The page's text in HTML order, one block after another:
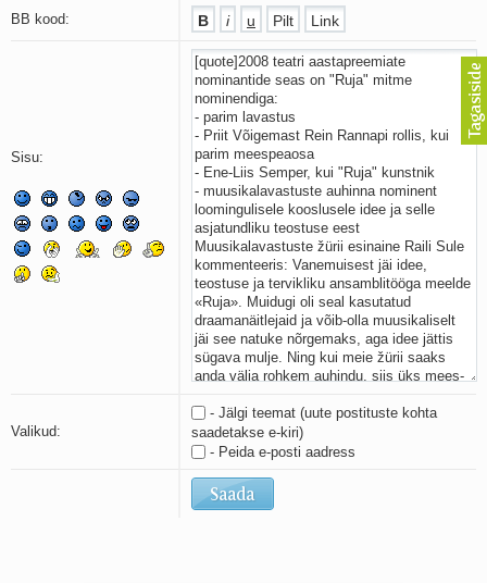
Avanemine
Põhi, lõuna, ida, lääs
Elupõline kaja
Perekondlik
Kassimäng
Läänemere lained
Üle müüri
Valgusemaastikud
Kaks pihtimust
BB kood:
Sisu:
Valikud:
- Jälgi teemat (uute postituste kohta
saadetakse e-kiri)
- Peida e-posti aadress